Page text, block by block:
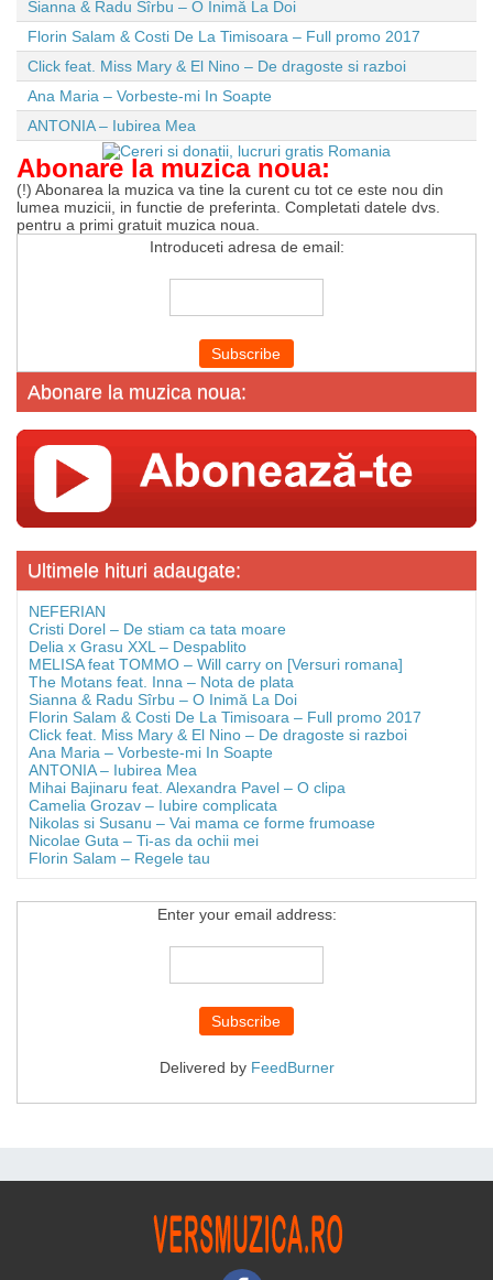
Sianna & Radu Sîrbu – O Inimă La Doi
Florin Salam & Costi De La Timisoara – Full promo 2017
Click feat. Miss Mary & El Nino – De dragoste si razboi
Ana Maria – Vorbeste-mi In Soapte
ANTONIA – Iubirea Mea
Abonare la muzica noua:
(!) Abonarea la muzica va tine la curent cu tot ce este nou din
lumea muzicii, in functie de preferinta. Completati datele dvs.
pentru a primi gratuit muzica noua.
Introduceti adresa de email:
Abonare la muzica noua:
Ultimele hituri adaugate:
NEFERIAN
Cristi Dorel – De stiam ca tata moare
Delia x Grasu XXL – Despablito
MELISA feat TOMMO – Will carry on [Versuri romana]
The Motans feat. Inna – Nota de plata
Sianna & Radu Sîrbu – O Inimă La Doi
Florin Salam & Costi De La Timisoara – Full promo 2017
Click feat. Miss Mary & El Nino – De dragoste si razboi
Ana Maria – Vorbeste-mi In Soapte
ANTONIA – Iubirea Mea
Mihai Bajinaru feat. Alexandra Pavel – O clipa
Camelia Grozav – Iubire complicata
Nikolas si Susanu – Vai mama ce forme frumoase
Nicolae Guta – Ti-as da ochii mei
Florin Salam – Regele tau
Enter your email address:
Delivered by FeedBurner